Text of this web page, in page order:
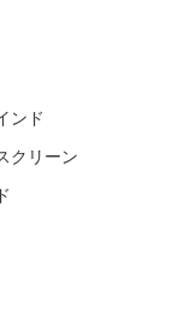
ンド
クリーン